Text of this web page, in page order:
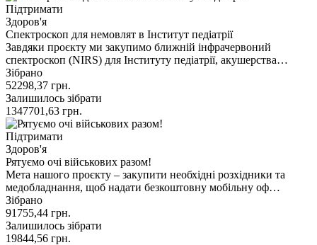
Підтримати
Здоров'я
Спектроскоп для немовлят в Інститут педіатрії
Завдяки проєкту ми закупимо ближній інфрачервоний
спектроскоп (NIRS) для Інституту педіатрії, акушерства…
Зібрано
52298,37 грн.
Залишилось зібрати
1347701,63 грн.
Підтримати
Здоров'я
Рятуємо очі військових разом!
Мета нашого проєкту – закупити необхідні розхідники та
медобладнання, щоб надати безкоштовну мобільну оф…
Зібрано
91755,44 грн.
Залишилось зібрати
19844,56 грн.